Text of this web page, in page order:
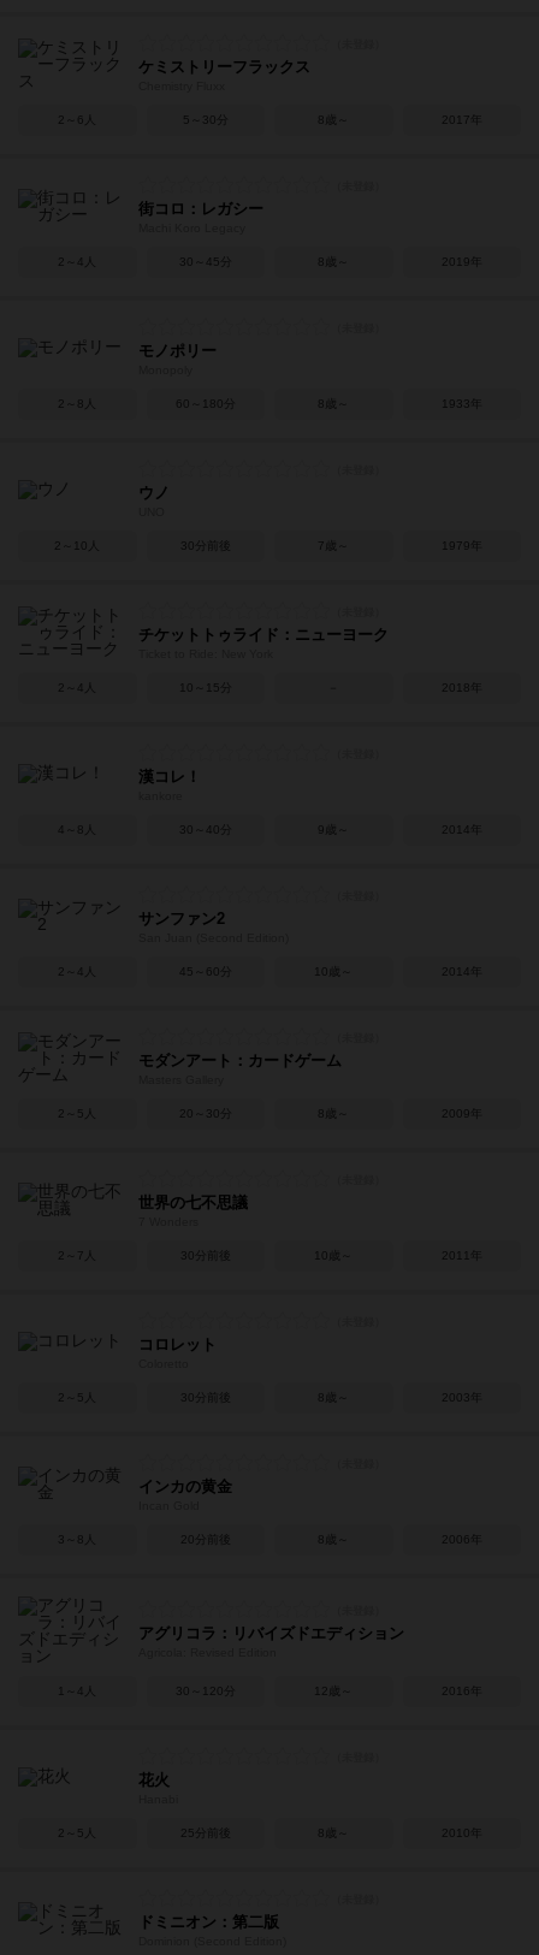
ケミストリーフラックス
2～6人 5～30分 8歳～ 2017年
街コロ：レガシー
2～4人 30～45分 8歳～ 2019年
モノポリー
2～8人 60～180分 8歳～ 1933年
ウノ
2～10人 30分前後 7歳～ 1979年
チケットトゥライド：ニューヨーク
2～4人 10～15分 2018年
漢コレ！
4～8人 30～40分 9歳～ 2014年
サンファン2
2～4人 45～60分 10歳～ 2014年
モダンアート：カードゲーム
2～5人 20～30分 8歳～ 2009年
世界の七不思議
2～7人 30分前後 10歳～ 2011年
コロレット
2～5人 30分前後 8歳～ 2003年
インカの黄金
3～8人 20分前後 8歳～ 2006年
アグリコラ：リバイズドエディション
1～4人 30～120分 12歳～ 2016年
花火
2～5人 25分前後 8歳～ 2010年
ドミニオン：第二版